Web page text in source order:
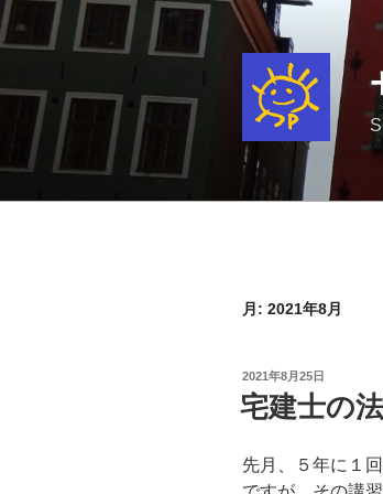
コ
ン
ン
ス
キ
月: 2021年8月
投
稿
日:
2021年8月25日
宅建士の
先月、５年に１